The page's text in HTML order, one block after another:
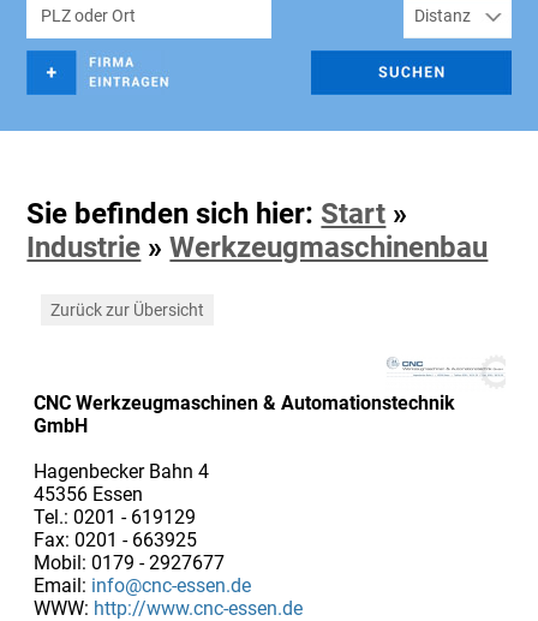
Sie befinden sich hier: Start »
Industrie »Werkzeugmaschinenbau
Zurück zur Übersicht
CNC Werkzeugmaschinen & Automationstechnik
GmbH
Hagenbecker Bahn 4
45356 Essen
Tel.: 0201 - 619129
Fax: 0201 - 663925
Mobil: 0179 - 2927677
Email: info@cnc-essen.de
WWW: http://www.cnc-essen.de